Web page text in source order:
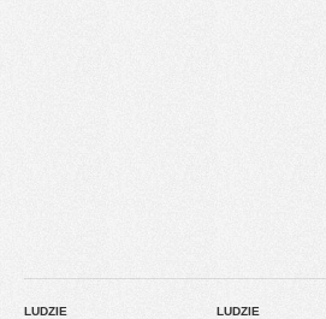
LUDZIE LUDZIE